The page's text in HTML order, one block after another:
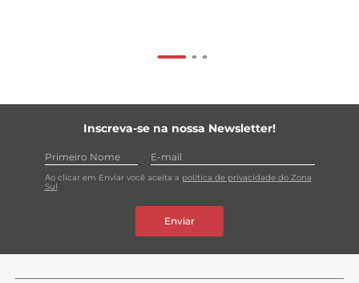
Inscreva-se na nossa Newsletter!
Ao clicar em Enviar você aceita a política de privacidade do Zona
Sul
Enviar